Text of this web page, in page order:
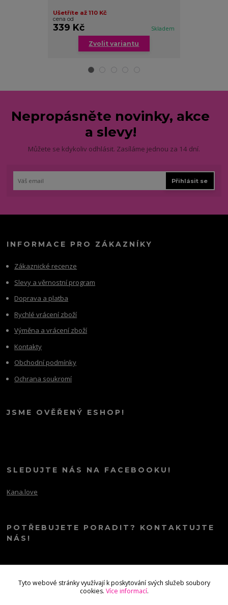
Ušetříte až 110 Kč
cena od
339 Kč Skladem
Zvolit variantu
Nepropásněte novinky, akce
a slevy!
Můžete se kdykoliv odhlásit. Zasíláme jednou za 14 dní.
Přihlásit se
INFORMACE PRO ZÁKAZNÍKY
Zákaznické recenze
Slevy a věrnostní program
Doprava a platba
Rychlé vrácení zboží
Výměna a vrácení zboží
Kontakty
Obchodní podmínky
Ochrana soukromí
JSME OVĚŘENÝ ESHOP!
SLEDUJTE NÁS NA FACEBOOKU!
Kana.love
POTŘEBUJETE PORADIT? KONTAKTUJTE
NÁS!
Tyto webové stránky využívají k poskytování svých služeb soubory
cookies. Více informací.